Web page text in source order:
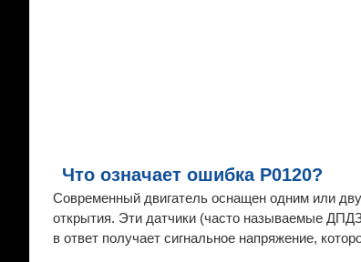
Что означает ошибка P0120?
Современный двигатель оснащен одним или
открытия. Эти датчики (часто называемые
в ответ получает сигнальное напряжение,